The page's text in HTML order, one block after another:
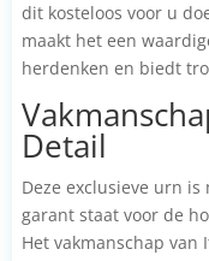
dit kosteloos voor u
maakt het een
herdenken en biedt
Detail
Deze exclusieve urn
garant staat voor de
Het vakmanschap